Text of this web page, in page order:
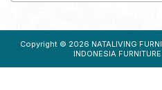
Copyright © 2026 NATALIVING
INDONESIA FURNITURE